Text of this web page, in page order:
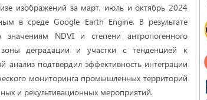
изображений за март, июль и октябрь 2024
в среде Google Earth Engine. В результате
NDVI и степени антропогенного
зоны деградации и участки с тенденцией к
анализ подтвердил эффективность интеграции
мониторинга промышленных территорий
и рекультивационных мероприятий.